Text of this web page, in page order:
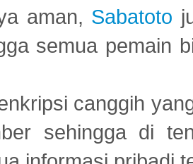
aman, Sabatoto
semua pemain
canggih
sehingga di